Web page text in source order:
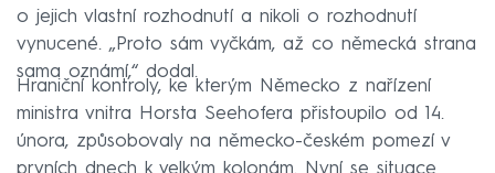
o jejich vlastní rozhodnutí a nikoli o rozhodnutí
vynucené. „Proto sám vyčkám, až co německá strana
sama oznámí,“ dodal.
Hraniční kontroly, ke kterým Německo z nařízení
ministra vnitra Horsta Seehofera přistoupilo od 14.
února, způsobovaly na německo-českém pomezí v
prvních dnech k velkým kolonám. Nyní se situace